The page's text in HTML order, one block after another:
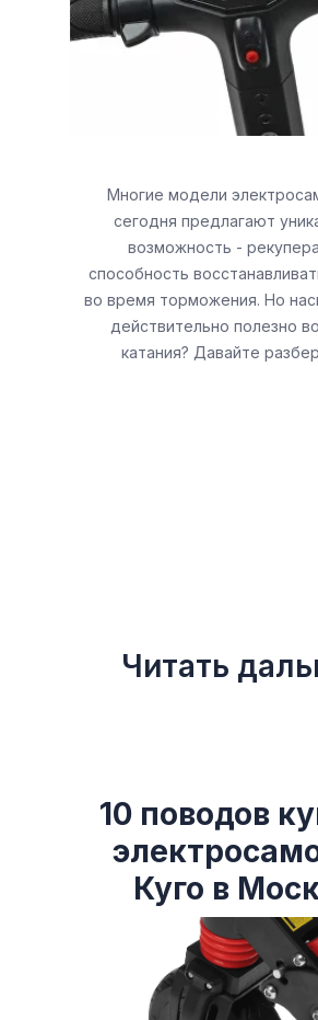
Многие модели
сегодня предлагают
возможность -
способность
во время торможения. Но
действительно полезно
катания? Давайте
Читать
10 поводов
Куго в